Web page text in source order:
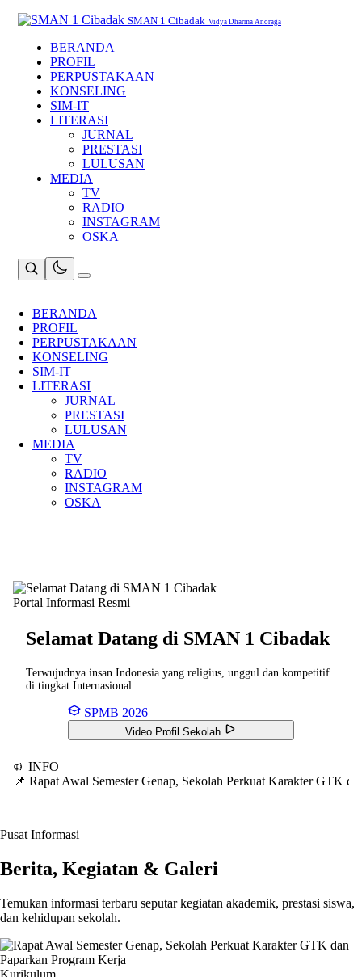
SMAN 1 Cibadak Vidya Dharma Anoraga
BERANDA
PROFIL
PERPUSTAKAAN
KONSELING
SIM-IT
LITERASI
JURNAL
PRESTASI
LULUSAN
MEDIA
TV
RADIO
INSTAGRAM
OSKA
BERANDA
PROFIL
PERPUSTAKAAN
KONSELING
SIM-IT
LITERASI
JURNAL
PRESTASI
LULUSAN
MEDIA
TV
RADIO
INSTAGRAM
OSKA
Portal Informasi Resmi
Selamat Datang di SMAN 1 Cibadak
Terwujudnya insan Indonesia yang religius, unggul dan kompetitif
di tingkat Internasional.
SPMB 2026
Video Profil Sekolah
INFO
📌 Rapat Awal Semester Genap, Sekolah Perkuat Karakter GTK
Pusat Informasi
Berita, Kegiatan & Galeri
Temukan informasi terbaru seputar kegiatan akademik, prestasi siswa,
dan kehidupan sekolah.
Kurikulum